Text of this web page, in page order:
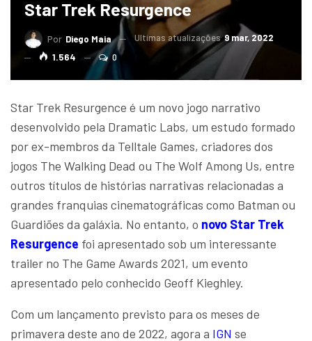
Star Trek Resurgence
Por Diego Maia Ultimas atualizações9 mar, 2022
1.564
0
Star Trek Resurgence é um novo jogo narrativo
desenvolvido pela Dramatic Labs, um estudo formado
por ex-membros da Telltale Games, criadores dos
jogos The Walking Dead ou The Wolf Among Us, entre
outros títulos de histórias narrativas relacionadas a
grandes franquias cinematográficas como Batman ou
Guardiões da galáxia. No entanto, o novo Star Trek
Resurgence foi apresentado sob um interessante
trailer no The Game Awards 2021, um evento
apresentado pelo conhecido Geoff Kieghley.
Com um lançamento previsto para os meses de
primavera deste ano de 2022, agora a IGN se